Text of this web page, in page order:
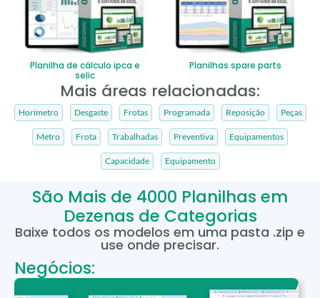
Planilha de cálculo ipca e
selic
Planilhas spare parts
Mais áreas relacionadas:
Horímetro Desgaste Frotas Programada Reposição Peças
Metro Frota Trabalhadas Preventiva Equipamentos
Capacidade Equipamento
São Mais de 4000 Planilhas em
Dezenas de Categorias
Baixe todos os modelos em uma pasta .zip e
use onde precisar.
Negócios: